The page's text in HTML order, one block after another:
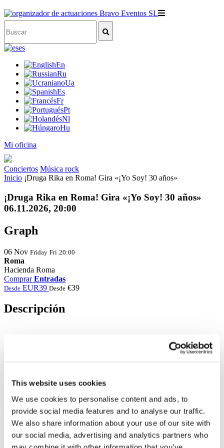
This website uses cookies
We use cookies to personalise content and ads, to
provide social media features and to analyse our traffic.
We also share information about your use of our site with
our social media, advertising and analytics partners who
es
En
Ru
Ua
Es
Fr
Pt
Nl
Hu
Mi oficina
Conciertos Música rock
Inicio ¡Druga Rika en Roma! Gira «¡Yo Soy! 30 años»
¡Druga Rika en Roma! Gira «¡Yo Soy! 30 años»
06.11.2026, 20:00
Graph
06 Nov Friday Fri 20:00
Roma
Hacienda Roma
ComprarEntradas
Desde EUR39 Desde €39
Descripción
Total de boletos:100EUR